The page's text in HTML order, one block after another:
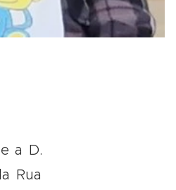
a D.
Rua